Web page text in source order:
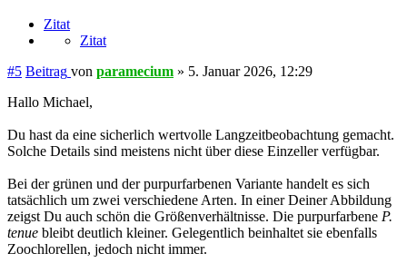
Zitat
Zitat
#5 Beitrag von paramecium » 5. Januar 2026, 12:29
Hallo Michael,
Du hast da eine sicherlich wertvolle Langzeitbeobachtung gemacht.
Solche Details sind meistens nicht über diese Einzeller verfügbar.
Bei der grünen und der purpurfarbenen Variante handelt es sich
tatsächlich um zwei verschiedene Arten. In einer Deiner Abbildung
zeigst Du auch schön die Größenverhältnisse. Die purpurfarbene P.
tenue bleibt deutlich kleiner. Gelegentlich beinhaltet sie ebenfalls
Zoochlorellen, jedoch nicht immer.